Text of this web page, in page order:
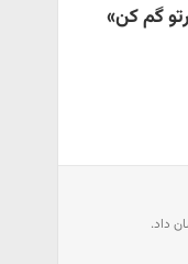
گم کن»
داد.